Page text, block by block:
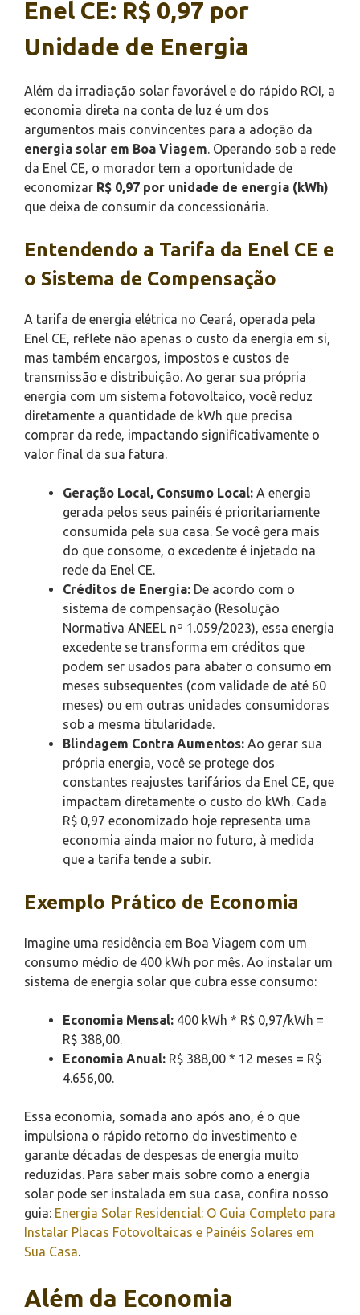
Enel CE: R$ 0,97 por
Unidade de Energia
Além da irradiação solar favorável e do rápido ROI, a
economia direta na conta de luz é um dos
argumentos mais convincentes para a adoção da
energia solar em Boa Viagem . Operando sob a rede
da Enel CE, o morador tem a oportunidade de
economizar R$ 0,97 por unidade de energia (kWh)
que deixa de consumir da concessionária.
Entendendo a Tarifa da Enel CE e
o Sistema de Compensação
A tarifa de energia elétrica no Ceará, operada pela
Enel CE, reflete não apenas o custo da energia em si,
mas também encargos, impostos e custos de
transmissão e distribuição. Ao gerar sua própria
energia com um sistema fotovoltaico, você reduz
diretamente a quantidade de kWh que precisa
comprar da rede, impactando significativamente o
valor final da sua fatura.
Geração Local, Consumo Local: A energia
gerada pelos seus painéis é prioritariamente
consumida pela sua casa. Se você gera mais
do que consome, o excedente é injetado na
rede da Enel CE.
Créditos de Energia: De acordo com o
sistema de compensação (Resolução
Normativa ANEEL nº 1.059/2023), essa energia
excedente se transforma em créditos que
podem ser usados para abater o consumo em
meses subsequentes (com validade de até 60
meses) ou em outras unidades consumidoras
sob a mesma titularidade.
Blindagem Contra Aumentos: Ao gerar sua
própria energia, você se protege dos
constantes reajustes tarifários da Enel CE, que
impactam diretamente o custo do kWh. Cada
R$ 0,97 economizado hoje representa uma
economia ainda maior no futuro, à medida
que a tarifa tende a subir.
Exemplo Prático de Economia
Imagine uma residência em Boa Viagem com um
consumo médio de 400 kWh por mês. Ao instalar um
sistema de energia solar que cubra esse consumo:
Economia Mensal: 400 kWh * R$ 0,97/kWh =
R$ 388,00.
Economia Anual: R$ 388,00 * 12 meses = R$
4.656,00.
Essa economia, somada ano após ano, é o que
impulsiona o rápido retorno do investimento e
garante décadas de despesas de energia muito
reduzidas. Para saber mais sobre como a energia
solar pode ser instalada em sua casa, confira nosso
guia: Energia Solar Residencial: O Guia Completo para
Instalar Placas Fotovoltaicas e Painéis Solares em
Sua Casa
Além da Economia